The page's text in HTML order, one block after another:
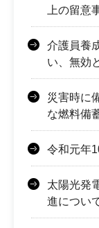
上の留意
介護員養
い、無効
災害時に
な燃料備
令和元年
太陽光発
進につい